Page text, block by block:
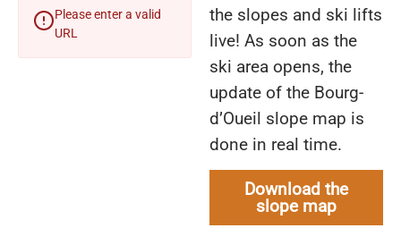
Please enter a valid
URL
the slopes and ski lifts
live! As soon as the
ski area opens, the
update of the Bourg-
d’Oueil slope map is
done in real time.
Download the
slope map